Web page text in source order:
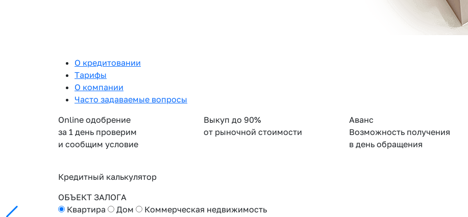
О кредитовании
Тарифы
О компании
Часто задаваемые вопросы
Online одобрение
за 1 день проверим
и сообщим условие
Выкуп до 90%
от рыночной стоимости
Аванс
Возможность получения
в день обращения
Кредитный калькулятор
ОБЪЕКТ ЗАЛОГА
Квартира
Дом
Коммерческая недвижимость